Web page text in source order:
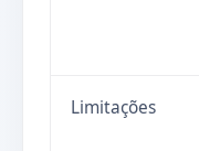
Limitações